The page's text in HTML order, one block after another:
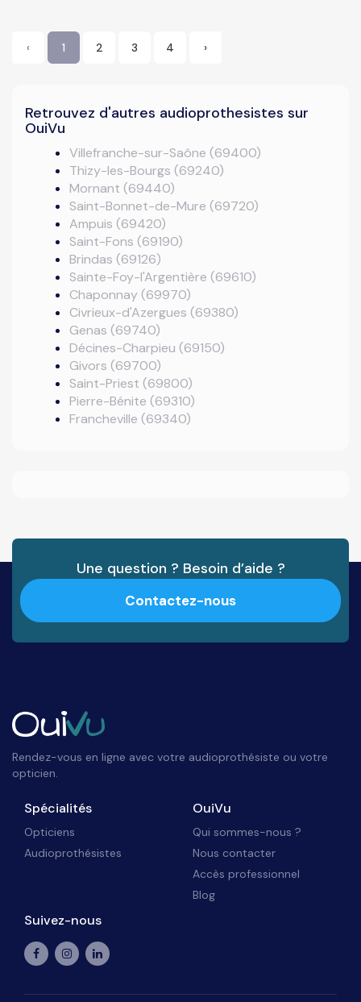
‹ 1 2 3 4 ›
Retrouvez d'autres audioprothesistes sur
OuiVu
Villefranche-sur-Saône (69400)
Thizy-les-Bourgs (69240)
Mornant (69440)
Saint-Bonnet-de-Mure (69720)
Ampuis (69420)
Saint-Fons (69190)
Brindas (69126)
Sainte-Foy-l'Argentière (69610)
Chaponnay (69970)
Civrieux-d'Azergues (69380)
Genas (69740)
Décines-Charpieu (69150)
Givors (69700)
Saint-Priest (69800)
Pierre-Bénite (69310)
Francheville (69340)
Une question ? Besoin d’aide ?
Contactez-nous
Rendez-vous en ligne avec votre audioprothésiste ou votre
opticien.
Spécialités
Opticiens
Audioprothésistes
OuiVu
Qui sommes-nous ?
Nous contacter
Accès professionnel
Blog
Suivez-nous